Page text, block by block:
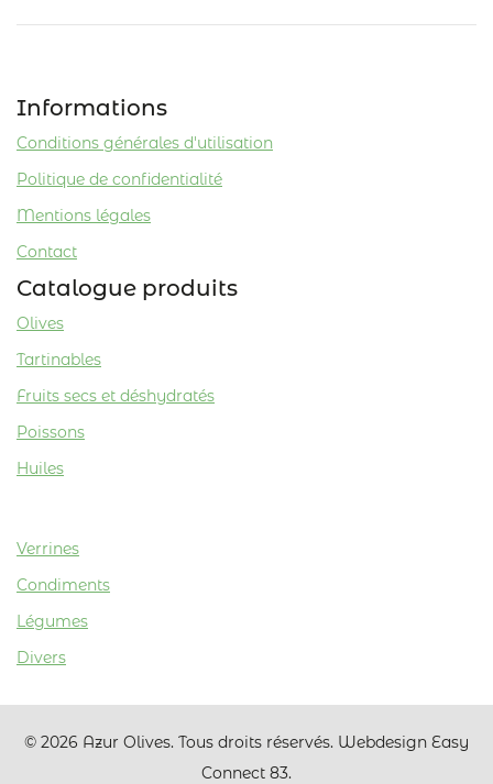
Informations
Conditions générales d'utilisation
Politique de confidentialité
Mentions légales
Contact
Catalogue produits
Olives
Tartinables
Fruits secs et déshydratés
Poissons
Huiles
Verrines
Condiments
Légumes
Divers
© 2026 Azur Olives. Tous droits réservés. Webdesign Easy
Connect 83.